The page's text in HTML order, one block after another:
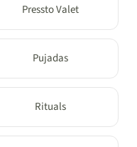
Pressto Valet
Pujadas
Rituals